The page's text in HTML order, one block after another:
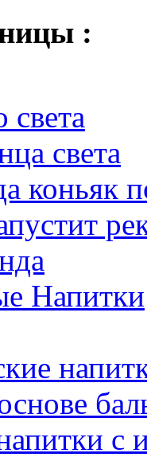
:
света
коньяк
Напитки
с